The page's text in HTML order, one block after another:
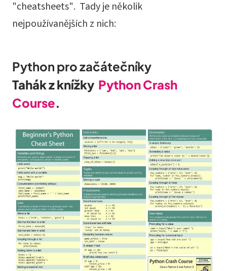
"cheatsheets". Tady je několik
nejpoužívanějších z nich:
Python pro začátečníky
Tahák z knížky Python Crash
Course.